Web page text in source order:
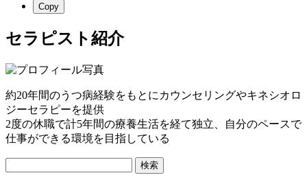
Copy
セラピスト紹介
約20年間のうつ病経験をもとにカウンセリングやキネシオロ
ジーセラピーを提供
2度の休職で計5年間の療養生活を経て独立、自分のペースで
仕事ができる環境を目指している